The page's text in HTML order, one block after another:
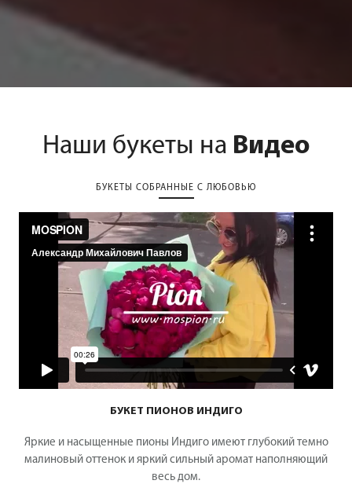
Наши букеты на Видео
БУКЕТЫ СОБРАННЫЕ С ЛЮБОВЬЮ
БУКЕТ ПИОНОВ ИНДИГО
Яркие и насыщенные пионы Индиго имеют глубокий темно
малиновый оттенок и яркий сильный аромат наполняющий
весь дом.